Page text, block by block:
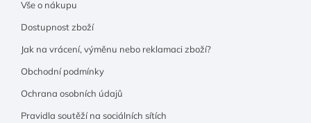
Vše o nákupu
Dostupnost zboží
Jak na vrácení, výměnu nebo reklamaci zboží?
Obchodní podmínky
Ochrana osobních údajů
Pravidla soutěží na sociálních sítích